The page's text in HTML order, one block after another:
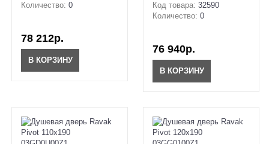
Количество: 0
78 212р.
В КОРЗИНУ
Код товара: 32590
Количество: 0
76 940р.
В КОРЗИНУ